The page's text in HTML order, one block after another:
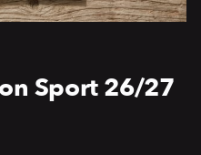
Sport 26/27